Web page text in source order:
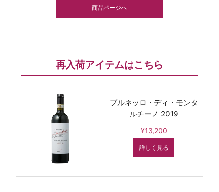
商品ページへ
再入荷アイテムはこちら
ブルネッロ・ディ・モンタ
ルチーノ 2019
¥13,200
詳しく見る